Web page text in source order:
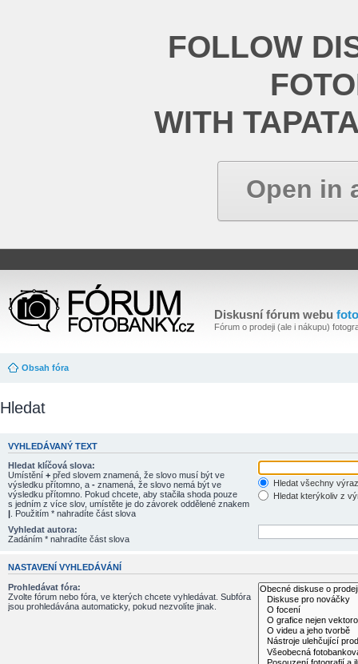
FOLLOW
WITH
Open in
Diskusní fórum webu
Fórum o prodeji (ale i nákupu)
Obsah fóra
Hledat
VYHLEDÁVANÝ TEXT
Hledat klíčová slova:
Umístění + před slovem znamená, že slovo musí být ve
výsledku přítomno, a - znamená, že slovo nemá být ve
výsledku přítomno. Pokud chcete, aby stačila shoda pouze
s jedním z více slov, umístěte je do závorek oddělené znakem
| . Použitím * nahradíte část slova
Hledat všechny
Hledat kterýkoliv z
Vyhledat autora:
Zadáním * nahradíte část slova
NASTAVENÍ VYHLEDÁVÁNÍ
Prohledávat fóra:
Zvolte fórum nebo fóra, ve kterých chcete vyhledávat. Subfóra
jsou prohledávána automaticky, pokud nezvolíte jinak.